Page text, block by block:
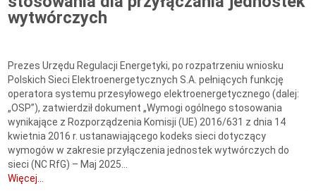
wytwórczych
Prezes Urzędu Regulacji Energetyki, po rozpatrzeniu wniosku
Polskich Sieci Elektroenergetycznych S.A. pełniących funkcję
operatora systemu przesyłowego elektroenergetycznego (dalej:
„OSP”), zatwierdził dokument „Wymogi ogólnego stosowania
wynikające z Rozporządzenia Komisji (UE) 2016/631 z dnia 14
kwietnia 2016 r. ustanawiającego kodeks sieci dotyczący
wymogów w zakresie przyłączenia jednostek wytwórczych do
sieci (NC RfG) – Maj 2025...
Więcej...